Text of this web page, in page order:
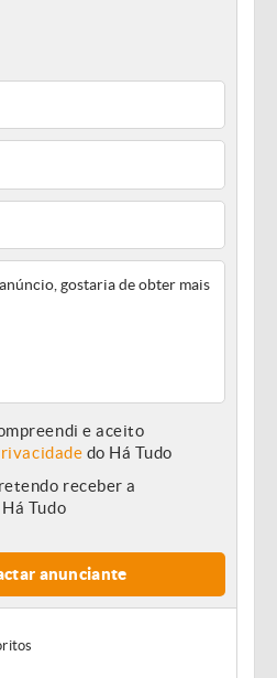
e aceito
do Há Tudo
receber a
Tudo
anunciante